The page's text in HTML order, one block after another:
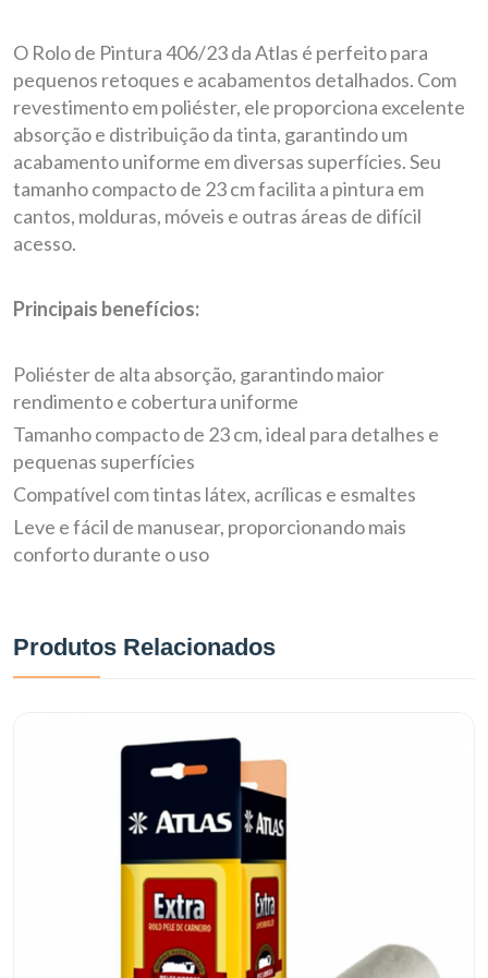
O Rolo de Pintura 406/23 da Atlas é perfeito para
pequenos retoques e acabamentos detalhados. Com
revestimento em poliéster, ele proporciona excelente
absorção e distribuição da tinta, garantindo um
acabamento uniforme em diversas superfícies. Seu
tamanho compacto de 23 cm facilita a pintura em
cantos, molduras, móveis e outras áreas de difícil
acesso.
Principais benefícios:
Poliéster de alta absorção, garantindo maior
rendimento e cobertura uniforme
Tamanho compacto de 23 cm, ideal para detalhes e
pequenas superfícies
Compatível com tintas látex, acrílicas e esmaltes
Leve e fácil de manusear, proporcionando mais
conforto durante o uso
Produtos Relacionados